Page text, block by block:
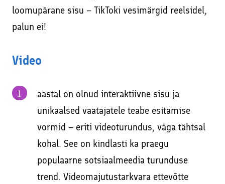
loomupärane sisu – TikToki vesimärgid reelsidel,
palun ei!
Video
aastal on olnud interaktiivne sisu ja
unikaalsed vaatajatele teabe esitamise
vormid – eriti videoturundus, väga tähtsal
kohal. See on kindlasti ka praegu
populaarne sotsiaalmeedia turunduse
trend. Videomajutustarkvara ettevõtte